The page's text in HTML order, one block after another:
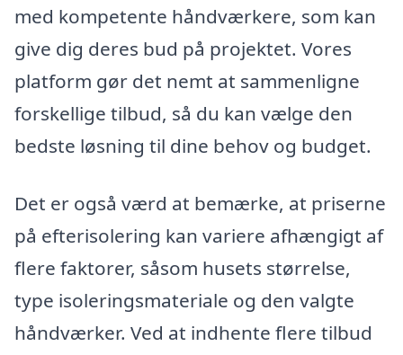
med kompetente håndværkere, som kan
give dig deres bud på projektet. Vores
platform gør det nemt at sammenligne
forskellige tilbud, så du kan vælge den
bedste løsning til dine behov og budget.
Det er også værd at bemærke, at priserne
på efterisolering kan variere afhængigt af
flere faktorer, såsom husets størrelse,
type isoleringsmateriale og den valgte
håndværker. Ved at indhente flere tilbud